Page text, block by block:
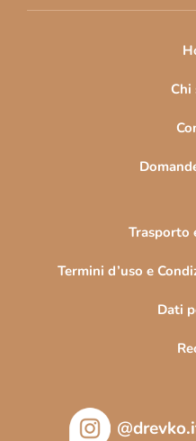
Chi
Trasporto
Termini d’uso e
Dati